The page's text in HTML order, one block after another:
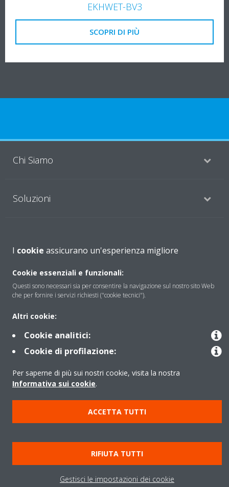
EKHWET-BV3
SCOPRI DI PIÙ
Chi Siamo
Soluzioni
Periodo di supporto definito
Politica di segnalazione e divulgazione delle vulnerabilità del
Copyright © Daikin
Cookies Policy
Policy sulla protezione dei dati
Termini di Garanzia
Regolamenti
Informativa Legale
Cerca Prodotto
I cookie assicurano un'esperienza migliore
Cookie essenziali e funzionali:
Questi sono necessari sia per consentire la navigazione sul nostro sito Web
che per fornire i servizi richiesti ("cookie tecnici").
Altri cookie:
Cookie analitici:
Cookie di profilazione:
Per saperne di più sui nostri cookie, visita la nostra
Informativa sui cookie.
ACCETTA TUTTI
RIFIUTA TUTTI
Gestisci le impostazioni dei cookie